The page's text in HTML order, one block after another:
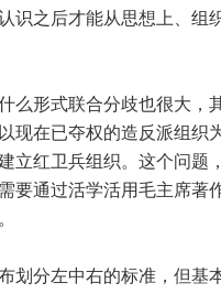
识之后才能从思想上、组
么形式联合分歧也很大，
现在已夺权的造反派组织
立红卫兵组织。这个问题
要通过活学活用毛主席著
划分左中右的标准，但基